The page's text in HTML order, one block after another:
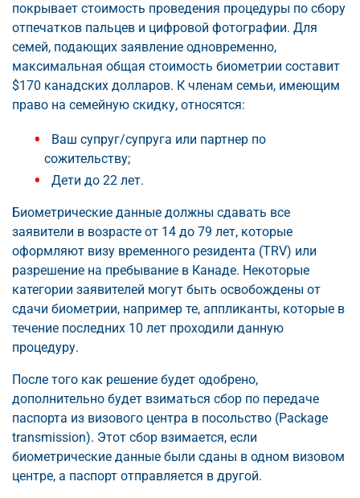
покрывает стоимость проведения процедуры по сбору
отпечатков пальцев и цифровой фотографии. Для
семей, подающих заявление одновременно,
максимальная общая стоимость биометрии составит
$170 канадских долларов. К членам семьи, имеющим
право на семейную скидку, относятся:
Ваш супруг/супруга или партнер по
сожительству;
Дети до 22 лет.
Биометрические данные должны сдавать все
заявители в возрасте от 14 до 79 лет, которые
оформляют визу временного резидента (TRV) или
разрешение на пребывание в Канаде. Некоторые
категории заявителей могут быть освобождены от
сдачи биометрии, например те, аппликанты, которые в
течение последних 10 лет проходили данную
процедуру.
После того как решение будет одобрено,
дополнительно будет взиматься сбор по передаче
паспорта из визового центра в посольство (Package
transmission). Этот сбор взимается, если
биометрические данные были сданы в одном визовом
центре, а паспорт отправляется в другой.